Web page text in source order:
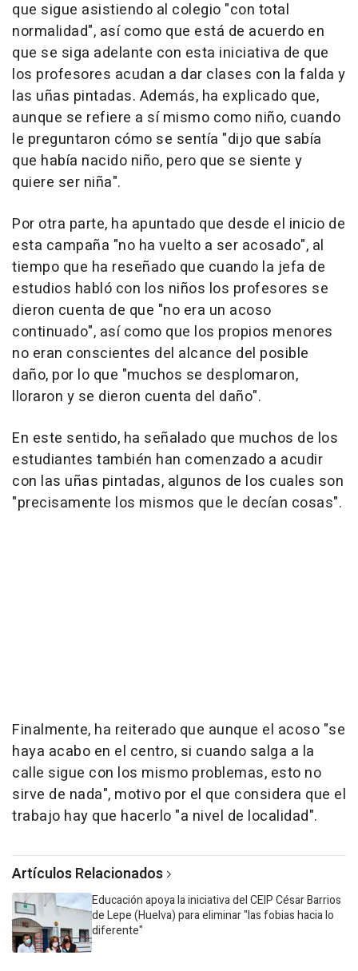
que sigue asistiendo al colegio "con total
normalidad", así como que está de acuerdo en
que se siga adelante con esta iniciativa de que
los profesores acudan a dar clases con la falda y
las uñas pintadas. Además, ha explicado que,
aunque se refiere a sí mismo como niño, cuando
le preguntaron cómo se sentía "dijo que sabía
que había nacido niño, pero que se siente y
quiere ser niña".
Por otra parte, ha apuntado que desde el inicio de
esta campaña "no ha vuelto a ser acosado", al
tiempo que ha reseñado que cuando la jefa de
estudios habló con los niños los profesores se
dieron cuenta de que "no era un acoso
continuado", así como que los propios menores
no eran conscientes del alcance del posible
daño, por lo que "muchos se desplomaron,
lloraron y se dieron cuenta del daño".
En este sentido, ha señalado que muchos de los
estudiantes también han comenzado a acudir
con las uñas pintadas, algunos de los cuales son
"precisamente los mismos que le decían cosas".
Finalmente, ha reiterado que aunque el acoso "se
haya acabo en el centro, si cuando salga a la
calle sigue con los mismo problemas, esto no
sirve de nada", motivo por el que considera que el
trabajo hay que hacerlo "a nivel de localidad".
Artículos Relacionados
Educación apoya la iniciativa del CEIP César Barrios
de Lepe (Huelva) para eliminar "las fobias hacia lo
diferente"